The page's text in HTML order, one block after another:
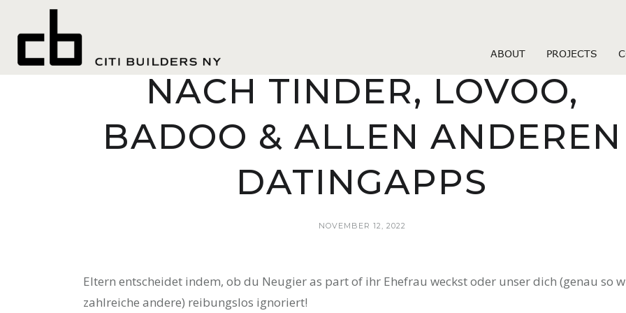
ABOUT PROJECTS
SELBIGE GUTE NACHRICHT
NACH TINDER, LOVOO,
BADOO & ALLEN ANDEREN
DATINGAPPS
NOVEMBER 12, 2022
Eltern entscheidet indem, ob du Neugier as part of ihr Ehefrau weckst oder unser dich (genau so
zahlreiche andere) reibungslos ignoriert!